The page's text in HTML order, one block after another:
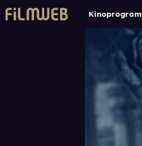
Kinoprogram